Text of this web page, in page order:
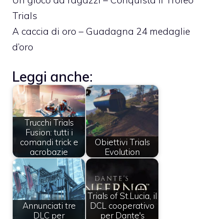
Trials
A caccia di oro – Guadagna 24 medaglie
d’oro
Leggi anche:
Trucchi Trials
Fusion: tutti i
comandi trick e
acrobazie
Obiettivi Trials
Evolution
Annunciati tre
DLC per
Trials of St.Lucia, il
DCL cooperativo
per Dante's